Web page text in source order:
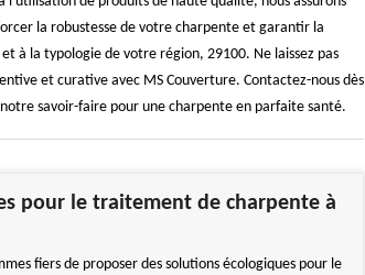
la robustesse de votre charpente et garantir la
à la typologie de votre région, 29100. Ne laissez pas
et curative avec MS Couverture. Contactez-nous dès
savoir-faire pour une charpente en parfaite santé.
pour le traitement de charpente à
fiers de proposer des solutions écologiques pour le